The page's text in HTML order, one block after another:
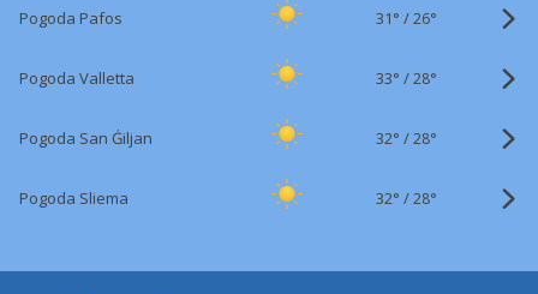
Pogoda Pafos 31° /26°
Pogoda Valletta 33° /28°
Pogoda San Ġiljan 32° /28°
Pogoda Sliema 32° /28°